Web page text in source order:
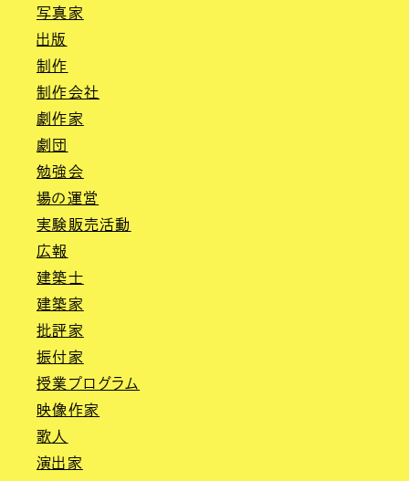
写真家
出版
制作
制作会社
劇作家
劇団
勉強会
場の運営
実験販売活動
広報
建築士
建築家
批評家
振付家
授業プログラム
映像作家
歌人
演出家